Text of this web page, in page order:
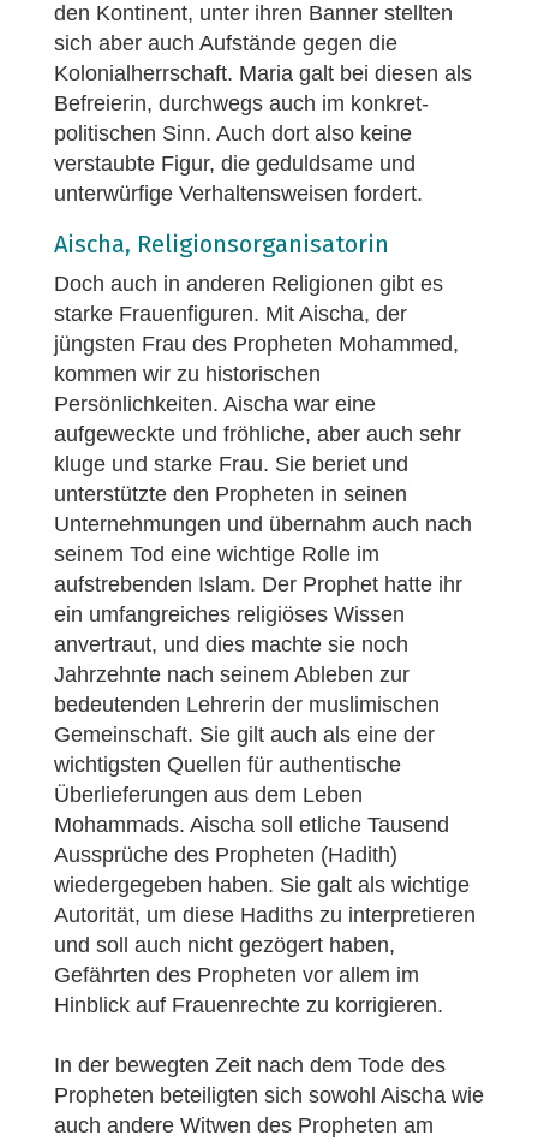
den Kontinent, unter ihren Banner stellten
sich aber auch Aufstände gegen die
Kolonialherrschaft. Maria galt bei diesen als
Befreierin, durchwegs auch im konkret-
politischen Sinn. Auch dort also keine
verstaubte Figur, die geduldsame und
unterwürfige Verhaltensweisen fordert.
Aischa, Religionsorganisatorin
Doch auch in anderen Religionen gibt es
starke Frauenfiguren. Mit Aischa, der
jüngsten Frau des Propheten Mohammed,
kommen wir zu historischen
Persönlichkeiten. Aischa war eine
aufgeweckte und fröhliche, aber auch sehr
kluge und starke Frau. Sie beriet und
unterstützte den Propheten in seinen
Unternehmungen und übernahm auch nach
seinem Tod eine wichtige Rolle im
aufstrebenden Islam. Der Prophet hatte ihr
ein umfangreiches religiöses Wissen
anvertraut, und dies machte sie noch
Jahrzehnte nach seinem Ableben zur
bedeutenden Lehrerin der muslimischen
Gemeinschaft. Sie gilt auch als eine der
wichtigsten Quellen für authentische
Überlieferungen aus dem Leben
Mohammads. Aischa soll etliche Tausend
Aussprüche des Propheten (Hadith)
wiedergegeben haben. Sie galt als wichtige
Autorität, um diese Hadiths zu interpretieren
und soll auch nicht gezögert haben,
Gefährten des Propheten vor allem im
Hinblick auf Frauenrechte zu korrigieren.
In der bewegten Zeit nach dem Tode des
Propheten beteiligten sich sowohl Aischa wie
auch andere Witwen des Propheten am